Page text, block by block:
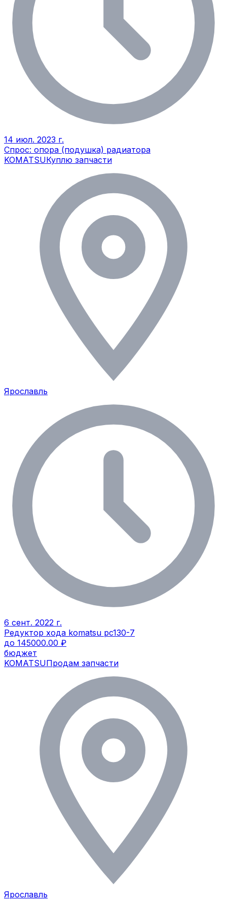
14 июл. 2023 г.
Спрос: опора (подушка) радиатора
KOMATSUКуплю запчасти
Ярославль
6 сент. 2022 г.
Редуктор хода komatsu pc130-7
до 145000.00 ₽
бюджет
KOMATSUПродам запчасти
Ярославль